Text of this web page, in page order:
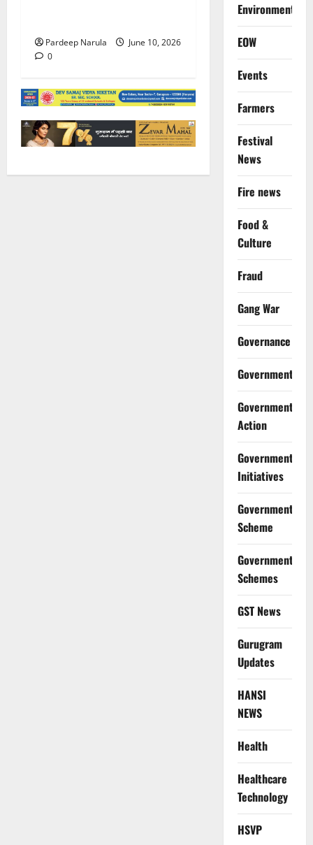
Pardeep Narula
June 10, 2026
0
Environment
EOW
Events
Farmers
Festival
News
Fire news
Food &
Culture
Fraud
Gang War
Governance
Government
Government
Action
Government
Initiatives
Government
Scheme
Government
Schemes
GST News
Gurugram
Updates
HANSI
NEWS
Health
Healthcare
Technology
HSVP